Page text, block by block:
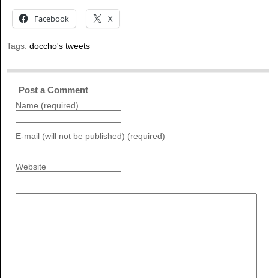
Facebook X
Tags: doccho's tweets
Post a Comment
Name (required)
E-mail (will not be published) (required)
Website